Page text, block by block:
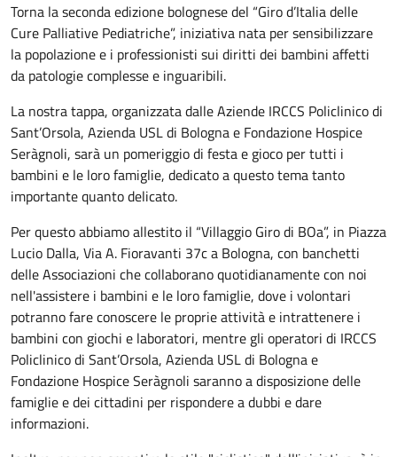
Torna la seconda edizione bolognese del “Giro d’Italia delle
Cure Palliative Pediatriche”, iniziativa nata per sensibilizzare
la popolazione e i professionisti sui diritti dei bambini affetti
da patologie complesse e inguaribili.
La nostra tappa, organizzata dalle Aziende IRCCS Policlinico di
Sant’Orsola, Azienda USL di Bologna e Fondazione Hospice
Seràgnoli, sarà un pomeriggio di festa e gioco per tutti i
bambini e le loro famiglie, dedicato a questo tema tanto
importante quanto delicato.
Per questo abbiamo allestito il “Villaggio Giro di BOa”, in Piazza
Lucio Dalla, Via A. Fioravanti 37c a Bologna, con banchetti
delle Associazioni che collaborano quotidianamente con noi
nell'assistere i bambini e le loro famiglie, dove i volontari
potranno fare conoscere le proprie attività e intrattenere i
bambini con giochi e laboratori, mentre gli operatori di IRCCS
Policlinico di Sant’Orsola, Azienda USL di Bologna e
Fondazione Hospice Seràgnoli saranno a disposizione delle
famiglie e dei cittadini per rispondere a dubbi e dare
informazioni.